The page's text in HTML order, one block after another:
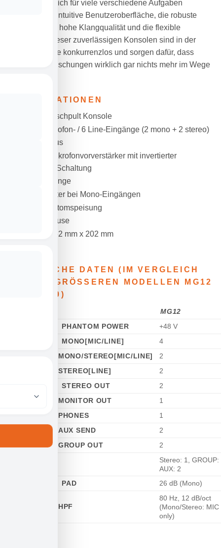
Kanälen, die sich für viele verschiedene Aufgaben
anbieten. Die intuitive Benutzeroberfläche, die robuste
Bauweise, die hohe Klangqualität und die flexible
Konzeption dieser zuverlässigen Konsolen sind in der
Kompaktklasse konkurrenzlos und sorgen dafür, dass
großartigen Mischungen wirklich gar nichts mehr im Wege
SPEZIFIKATIONEN
6-Kanal Mischpult Konsole
Max. 2 Mikrofon- / 6 Line-Eingänge (2 mono + 2 stereo)
1 Stereo Bus
“D-PRE” Mikrofonvorverstärker mit invertierter
Darlington Schaltung
XLR Ausgänge
PAD Schalter bei Mono-Eingängen
+48V Phantomspeisung
Metallgehäuse
149 mm x 62 mm x 202 mm
TECHNISCHE DATEN (IM VERGLEICH
MIT DEN GRÖSSEREN MODELLEN MG12 U
ND MG10)
MG12
PHANTOM POWER +48 V
MONO[MIC/LINE]
4
MONO/STEREO[MIC/LINE]
2
STEREO[LINE]
2
STEREO OUT
2
MONITOR OUT
1
PHONES
1
AUX SEND
2
GROUP OUT
2
Stereo: 1, GROUP:
AUX: 2
PAD 26 dB (Mono)
HPF
80 Hz, 12 dB/oct
(Mono/Stereo: MIC
only)